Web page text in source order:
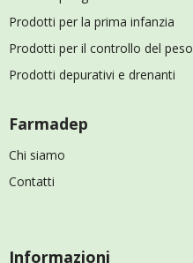
Prodotti per la prima infanzia
Prodotti per il controllo del peso
Prodotti depurativi e drenanti
Farmadep
Chi siamo
Contatti
Informazioni